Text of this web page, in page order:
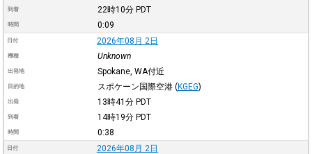
到着 22時10分 PDT
時間 0:09
日付 2026年08月 2日
機種 Unknown
出発地 Spokane, WA付近
目的地 スポケーン国際空港 (KGEG)
出発 13時41分 PDT
到着 14時19分 PDT
時間 0:38
日付 2026年08月 2日